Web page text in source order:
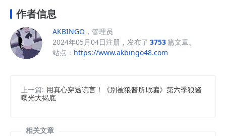
作者信息
AKBINGO ，管理员
2024年05月04日注册，发布了 3753篇文章。
站点： https://www.akbingo48.com
上一篇: 用真心穿透谎言！《别被狼酱所欺骗》第六季狼酱
曝光大揭底
相关文章